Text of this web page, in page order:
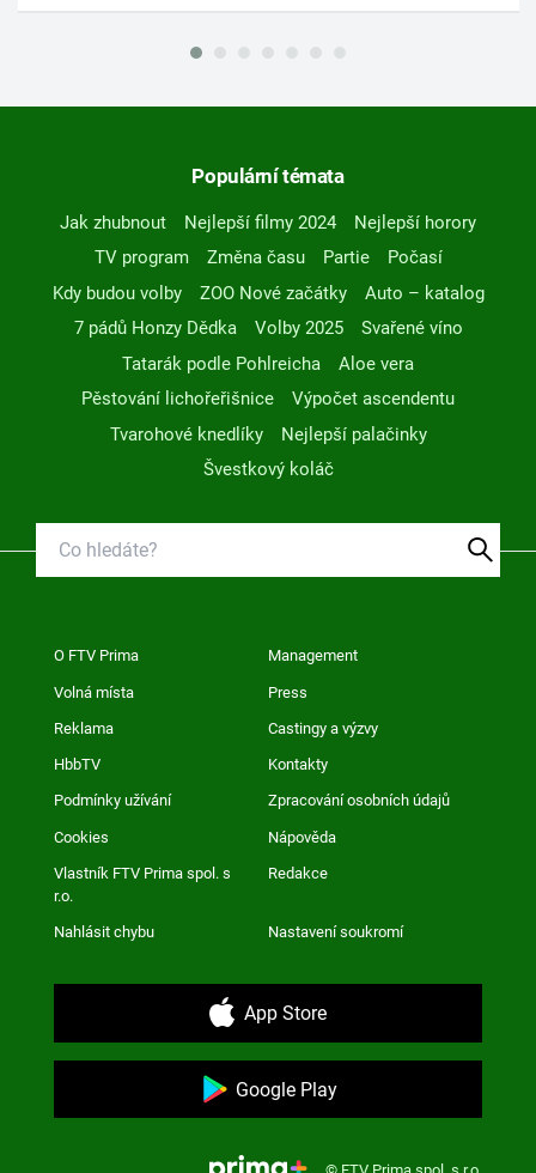
Populární témata
Jak zhubnout Nejlepší filmy 2024
Nejlepší horory
TV program
Změna času Partie
Počasí
Kdy budou volby
ZOO Nové začátky
Auto – katalog
7 pádů Honzy Dědka
Volby 2025
Svařené víno
Tatarák podle Pohlreicha
Aloe vera
Pěstování lichořeřišnice
Výpočet ascendentu
Tvarohové knedlíky
Nejlepší palačinky
Švestkový koláč
O FTV Prima Management
Volná místa Press
Reklama Castingy a výzvy
HbbTV Kontakty
Podmínky užívání Zpracování osobních údajů
Cookies Nápověda
Vlastník FTV Prima spol. s
r.o.
Redakce
Nahlásit chybu Nastavení soukromí
App Store
Google Play